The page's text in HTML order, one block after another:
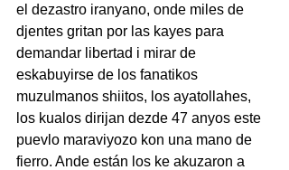
el dezastro iranyano, onde miles de
djentes gritan por las kayes para
demandar libertad i mirar de
eskabuyirse de los fanatikos
muzulmanos shiitos, los ayatollahes,
los kualos dirijan dezde 47 anyos este
puevlo maraviyozo kon una mano de
fierro. Ande están los ke akuzaron a